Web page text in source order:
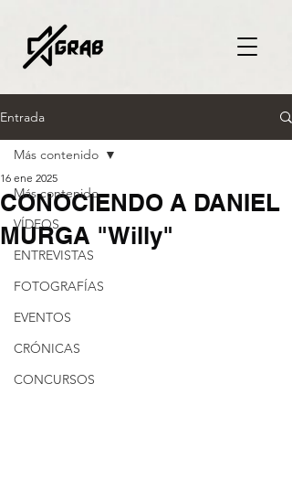
Entrada
Más contenido
VÍDEOS
ENTREVISTAS
FOTOGRAFÍAS
EVENTOS
CRÓNICAS
CONCURSOS
Más contenido
CONOCIENDO A DANIEL
MURGA "Willy"
16 ene 2025